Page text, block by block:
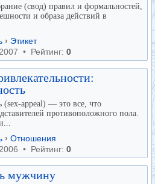
(свод) правил и формальностей,
и образа действий в
› Этикет
• Рейтинг: 0
(sex-appeal) — это все, что
противоположного пола.
› Отношения
• Рейтинг: 0
мужчину